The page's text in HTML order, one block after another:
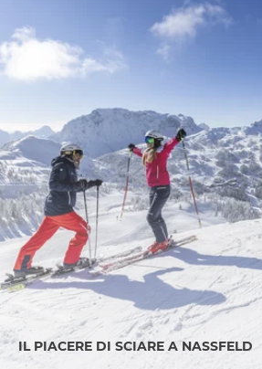
IL PIACERE DI SCIARE A NASSFELD